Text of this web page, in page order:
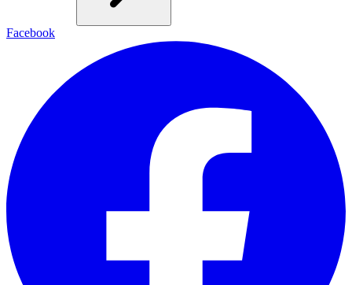
Facebook